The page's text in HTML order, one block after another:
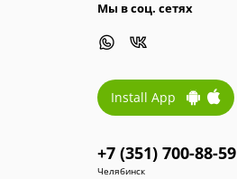
Мы в соц. сетях
Install App
+7 (351) 700-88-59
Челябинск